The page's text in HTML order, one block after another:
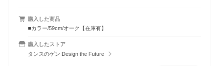
購入した商品
■カラー/59cm/オーク【在庫有】
購入したストア
タンスのゲン Design the Future